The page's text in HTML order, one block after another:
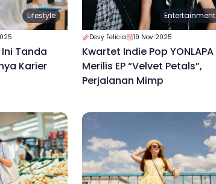
Lifestyle
Tanda
Karier
Entertainment
Devy Felicia 19 Nov 2025
Kwartet Indie Pop YONLAPA
Merilis EP “Velvet Petals”,
Perjalanan Mimp